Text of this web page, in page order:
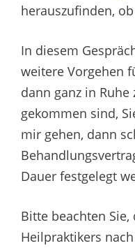
herauszufinden,
In diesem
weitere Vorgehen
dann ganz in
gekommen sind,
mir gehen, dann
Dauer festgelegt
Bitte beachten
Heilpraktikers